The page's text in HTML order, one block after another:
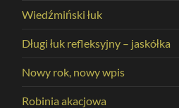
Wiedźmiński łuk
Długi łuk refleksyjny – jaskółka
Nowy rok, nowy wpis
Robinia akacjowa